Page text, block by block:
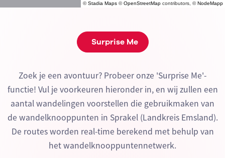
©Stadia Maps ©OpenStreetMap contributors, ©NodeMapp
Surprise Me
Zoek je een avontuur? Probeer onze 'Surprise Me'-
functie! Vul je voorkeuren hieronder in, en wij zullen een
aantal wandelingen voorstellen die gebruikmaken van
de wandelknooppunten in Sprakel (Landkreis Emsland).
De routes worden real-time berekend met behulp van
het wandelknooppuntennetwerk.